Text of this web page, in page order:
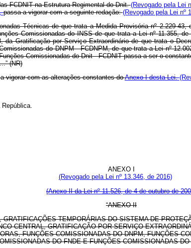
FCDNIT na Estrutura Regimental do Dnit.(Revogado pela Lei
passa a vigorar com a seguinte redação:(Revogado pela Lei nº
Técnicas de que trata a Medida Provisória nº 2.229-
Comissionadas do INSS de que trata a Lei nº 11.355,
Gratificação por Serviço Extraordinário de que trata o
do DNPM - FCDNPM, de que trata a Lei nº
Comissionadas do Dnit - FCDNIT passa a ser o
(NR)
vigorar com as alterações constantes doAnexo I desta Lei.
ANEXO I
(Revogado pela Lei nº 13.346, de 2016)
(Anexo II da Lei nº 11.526, de 4 de outubro de
“ANEXO II
TEMPORÁRIAS DO SISTEMA DE
CENTRAL, GRATIFICAÇÃO POR SERVIÇO
FUNÇÕES COMISSIONADAS DO DNPM, FUNÇÕES
DO FNDE E FUNÇÕES COMISSIONADAS